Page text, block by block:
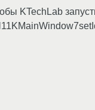
KTechLab